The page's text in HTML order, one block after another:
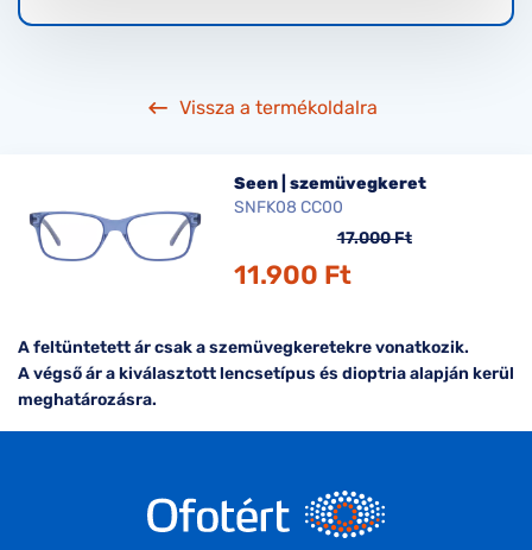
Vissza a termékoldalra
Seen | szemüvegkeret
SNFK08 CC00
11.900 Ft
17.000 Ft
A feltüntetett ár csak a szemüvegkeretekre vonatkozik.
A végső ár a kiválasztott lencsetípus és dioptria alapján kerül
meghatározásra.